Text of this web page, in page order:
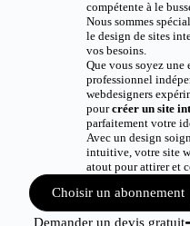
compétente à le
Nous sommes
le design de sites
vos besoins.
Que vous soyez une
professionnel
webdesigners
pourcréer un site
parfaitement votre
Avec un design
intuitive, votre site
atout pour attirer et
Choisir un abonnement
Demander un devis gratuit